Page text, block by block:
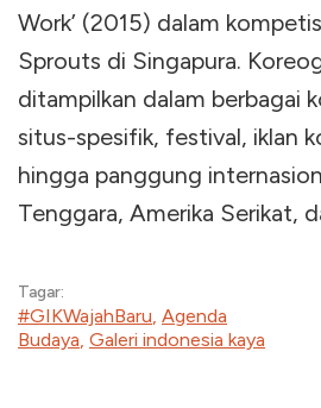
Work’ (2015) dalam
Sprouts di Singapura.
ditampilkan dalam berbagai
situs-spesifik, festival, iklan
hingga panggung
Tenggara, Amerika Serikat,
Tagar:
#GIKWajahBaru, Agenda
Budaya, Galeri indonesia kaya